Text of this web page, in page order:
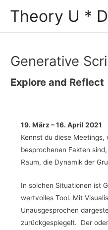
Theory U *
Generative
Explore and Reflect
19. März – 16. April 2021
Kennst du diese
besprochenen Fakten
Raum, die Dynamik der
In solchen Situationen ist
wertvolles Tool. Mit
Unausgesprochen
zurückgespiegelt. Der